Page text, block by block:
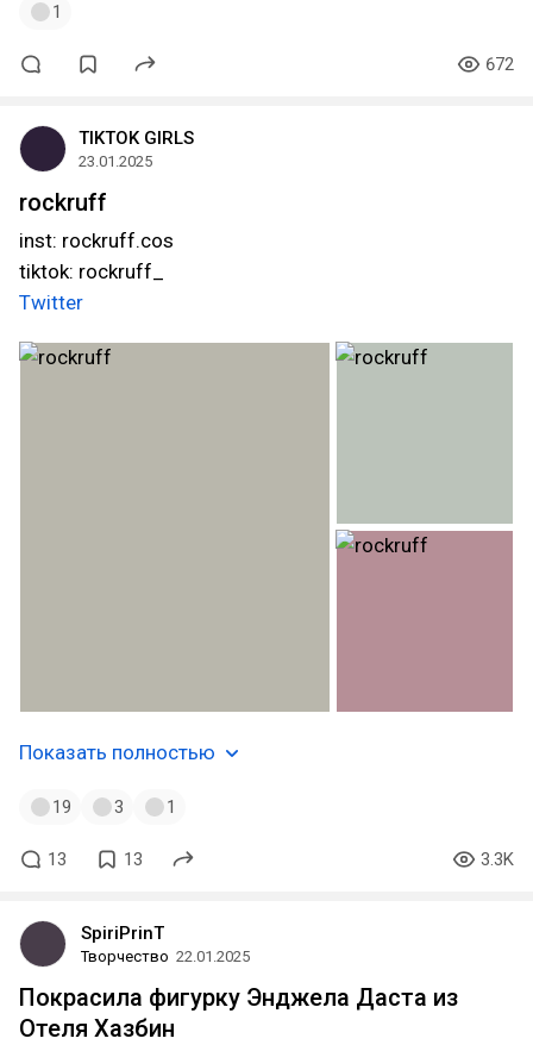
1
672
TIKTOK GIRLS
23.01.2025
rockruff
inst: rockruff.cos
tiktok: rockruff_
Twitter
Показать полностью
19 3 1
13 13 3.3K
SpiriPrinT
Творчество 22.01.2025
Покрасила фигурку Энджела Даста из
Отеля Хазбин